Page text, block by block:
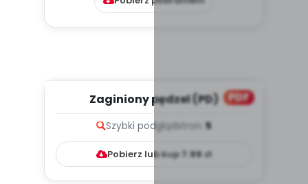
PDF
Zaginiony pędzel (PD)
Szybki podglądstron: 5
Pobierz lub kup 7.99zł